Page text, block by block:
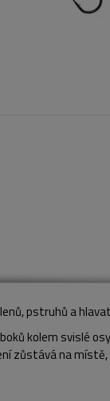
pstruhů a
kolem svislé
zůstává na